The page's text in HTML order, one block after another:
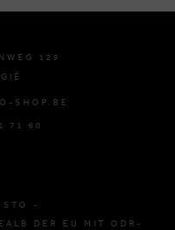
129
SHOP.BE
71 60
-
DER EU MIT ODR-